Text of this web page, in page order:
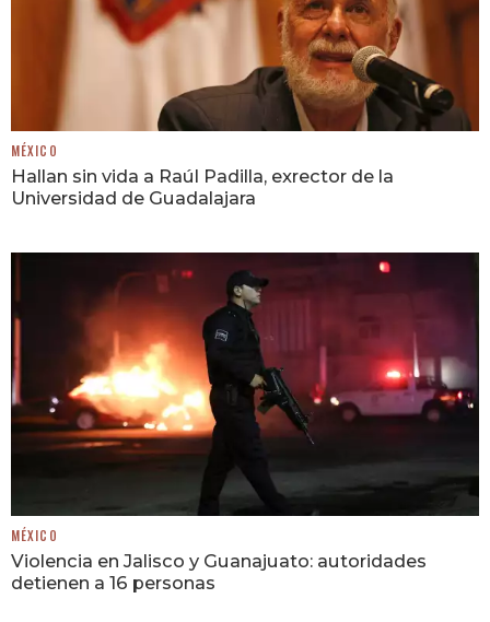
MÉXICO
Hallan sin vida a Raúl Padilla, exrector de la
Universidad de Guadalajara
MÉXICO
Violencia en Jalisco y Guanajuato: autoridades
detienen a 16 personas